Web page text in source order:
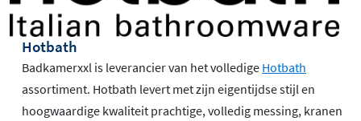
Hotbath
Badkamerxxl is leverancier van het volledige Hotbath
assortiment. Hotbath levert met zijn eigentijdse stijl en
hoogwaardige kwaliteit prachtige, volledig messing, kranen